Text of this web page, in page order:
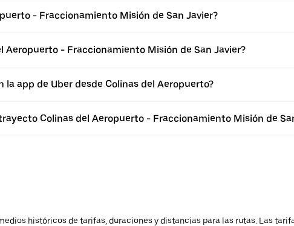
- Fraccionamiento Misión de San Javier?
- Fraccionamiento Misión de San Javier?
app de Uber desde Colinas del Aeropuerto?
Colinas del Aeropuerto - Fraccionamiento Misión de
históricos de tarifas, duraciones y distancias para las rutas. Las